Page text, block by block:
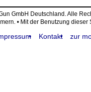
GmbH Deutschland. Alle
• Mit der Benutzung
Kontakt zur